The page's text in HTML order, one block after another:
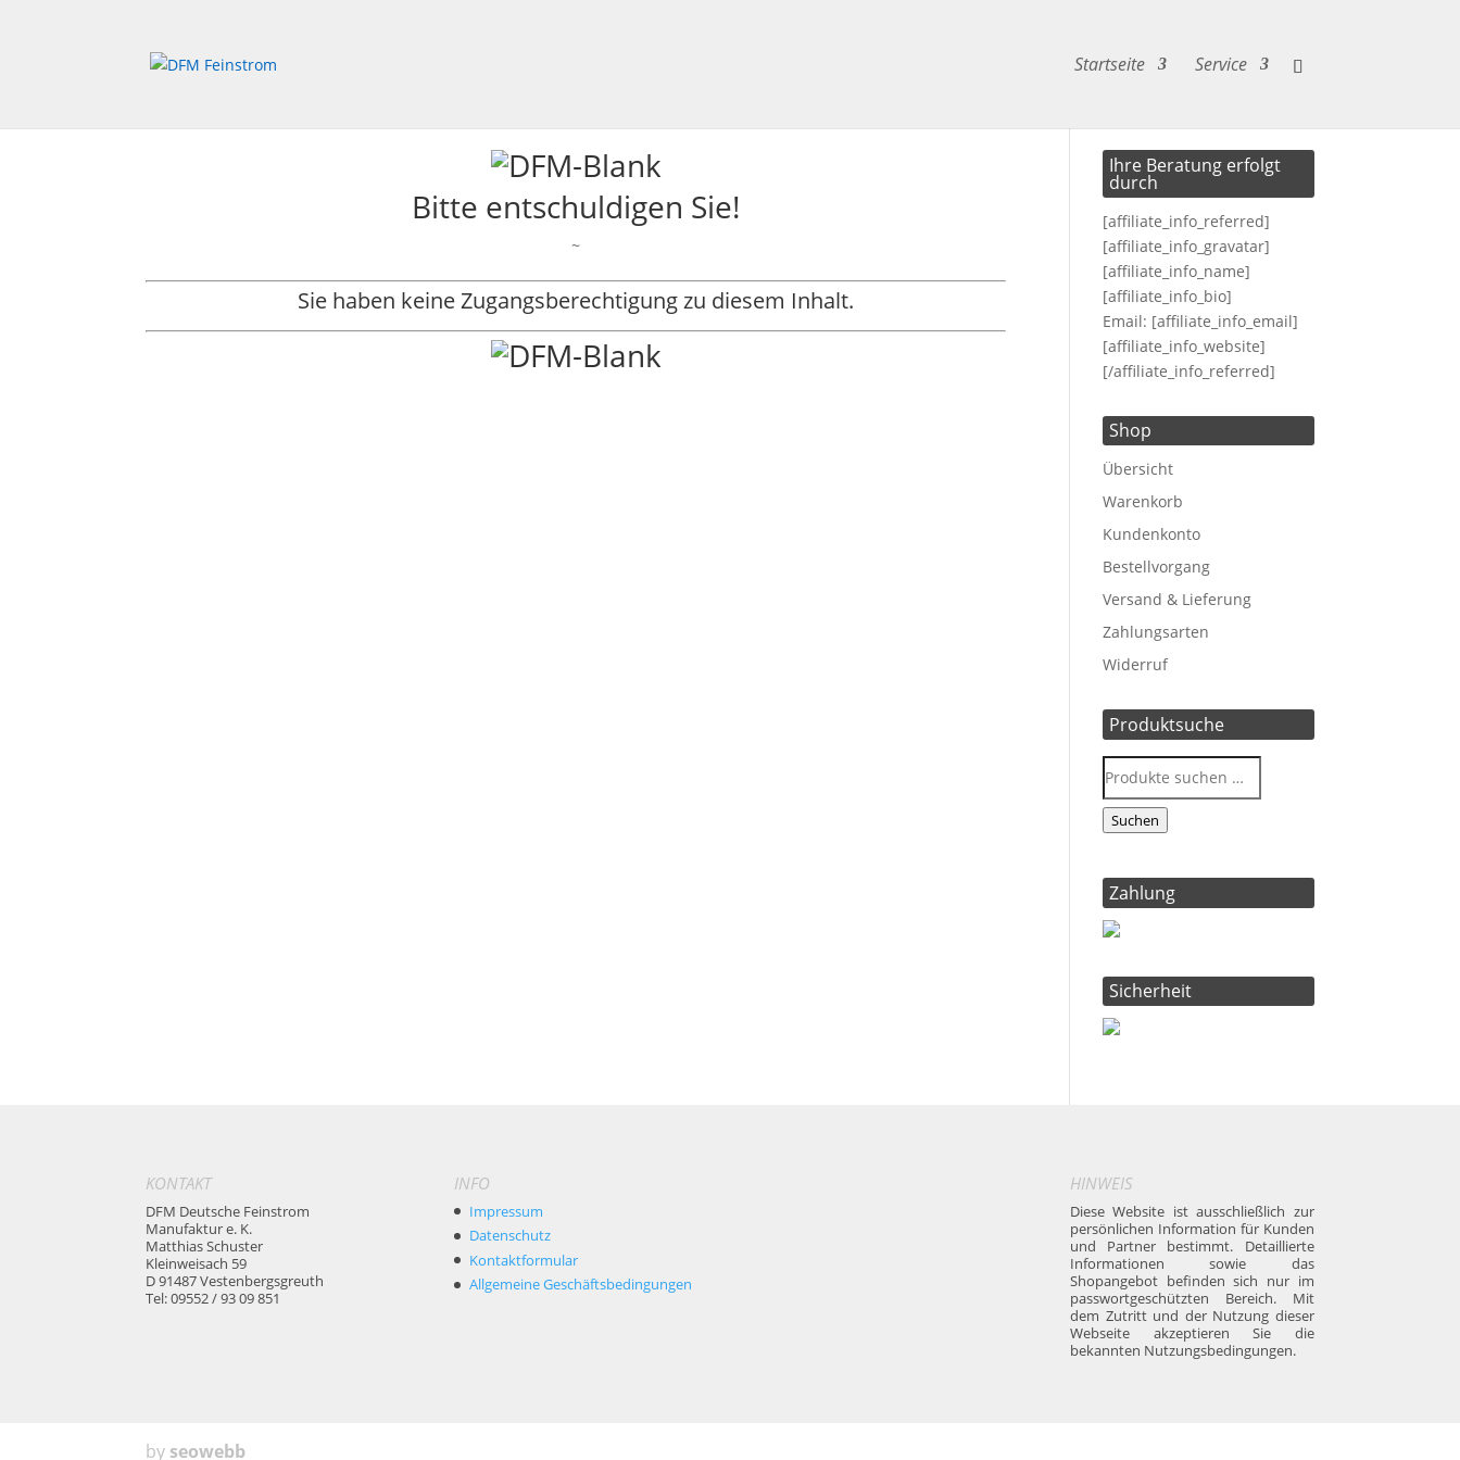
Startseite Service
Bitte entschuldigen Sie!
~
Sie haben keine Zugangsberechtigung zu diesem Inhalt.
Ihre Beratung erfolgt
durch
[affiliate_info_referred]
[affiliate_info_gravatar]
[affiliate_info_name]
[affiliate_info_bio]
Email: [affiliate_info_email]
[affiliate_info_website]
[/affiliate_info_referred]
Shop
Übersicht
Warenkorb
Kundenkonto
Bestellvorgang
Versand & Lieferung
Zahlungsarten
Widerruf
Produktsuche
Suchen
Zahlung
Sicherheit
KONTAKT
DFM Deutsche Feinstrom
Manufaktur e. K.
Matthias Schuster
Kleinweisach 59
D 91487 Vestenbergsgreuth
Tel: 09552 / 93 09 851
INFO
Impressum
Datenschutz
Kontaktformular
Allgemeine Geschäftsbedingungen
HINWEIS
Diese Website ist ausschließlich zur
persönlichen Information für Kunden
und Partner bestimmt. Detaillierte
Informationen sowie das
Shopangebot befinden sich nur im
passwortgeschützten Bereich. Mit
dem Zutritt und der Nutzung dieser
Webseite akzeptieren Sie die
bekannten Nutzungsbedingungen.
by seowebb